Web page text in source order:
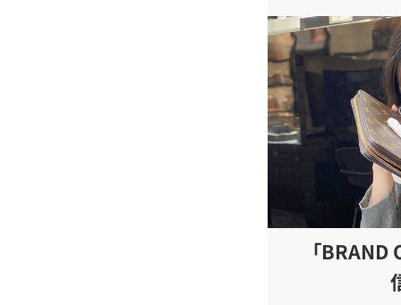
「BRAND